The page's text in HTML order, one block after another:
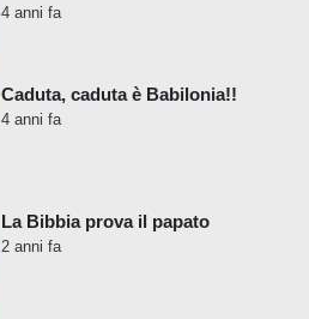
4 anni fa
Caduta, caduta è Babilonia!!
4 anni fa
La Bibbia prova il papato
2 anni fa